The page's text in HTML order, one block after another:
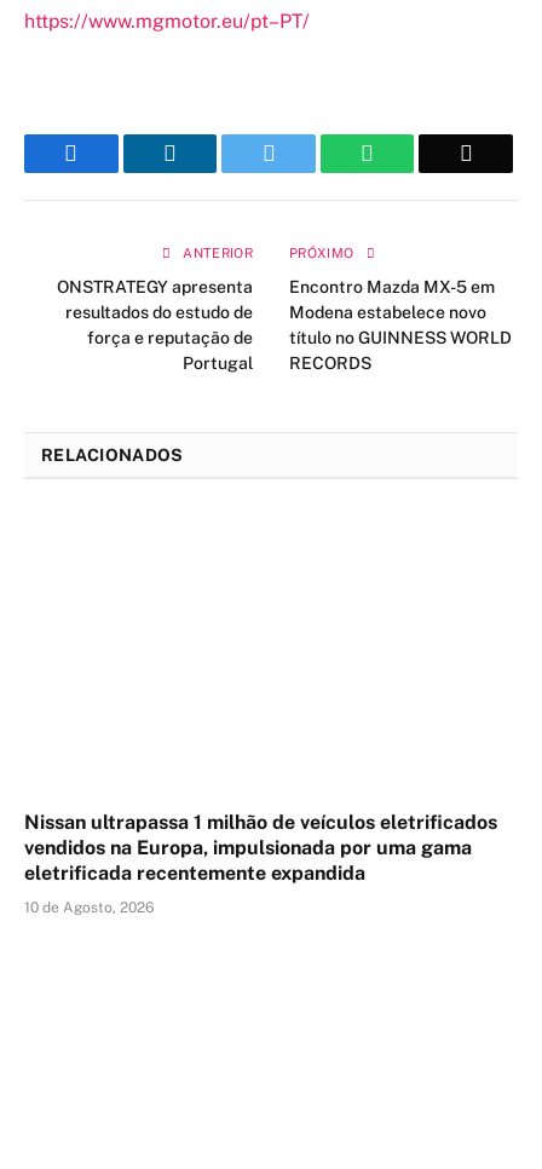
https://www.mgmotor.eu/pt–PT/
WhatsApp
ANTERIOR
ONSTRATEGY apresenta
resultados do estudo de
força e reputação de
Portugal
PRÓXIMO
Encontro Mazda MX-5 em
Modena estabelece novo
título no GUINNESS WORLD
RECORDS
RELACIONADOS
Nissan ultrapassa 1 milhão de veículos eletrificados
vendidos na Europa, impulsionada por uma gama
eletrificada recentemente expandida
10 de Agosto, 2026